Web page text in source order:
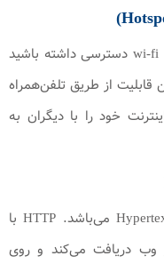
به منطقه‌ای که شما به اینترنت به صورت wi-fi دسترسی داشته باشید
از طریق تلفن‌همراه
خود را با دیگران به
HTTP مخفف کلمه Hypertext Transfer Protocol می‌باشد. HTTP با
وب دریافت می‌کند و روی